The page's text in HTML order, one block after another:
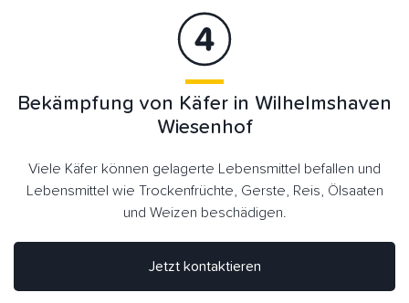
Jetzt kontaktieren
Bekämpfung von Käfer in Wilhelmshaven
Wiesenhof
Viele Käfer können gelagerte Lebensmittel befallen und
Lebensmittel wie Trockenfrüchte, Gerste, Reis, Ölsaaten
und Weizen beschädigen.